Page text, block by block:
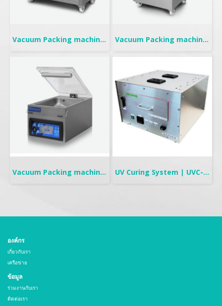
Vacuum Packing machine | Double Chambers Vacuum Packing machine | Mobile
Vacuum Packing machine | Tabletop UV Curing System | UVC-708
องค์กร
เกี่ยวกับเรา
เครือข่าย
ข้อมูล
ร่วมงานกับเรา
ติดต่อเรา